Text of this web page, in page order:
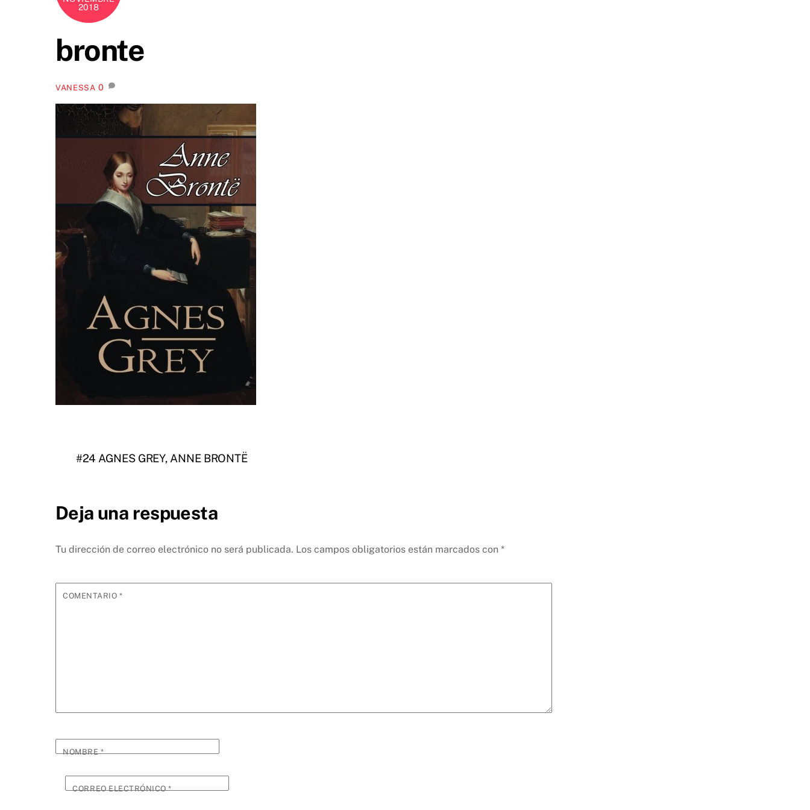
2018
bronte
VANESSA 0
#24 AGNES GREY, ANNE BRONTË
Deja una respuesta
Tu dirección de correo electrónico no será publicada. Los campos obligatorios están marcados con *
COMENTARIO *
NOMBRE*
CORREO ELECTRÓNICO*